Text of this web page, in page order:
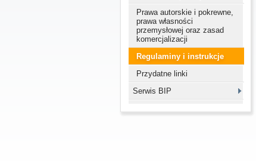
Prawa autorskie i pokrewne,
prawa własności
przemysłowej oraz zasad
komercjalizacji
Regulaminy i instrukcje
Przydatne linki
Serwis BIP